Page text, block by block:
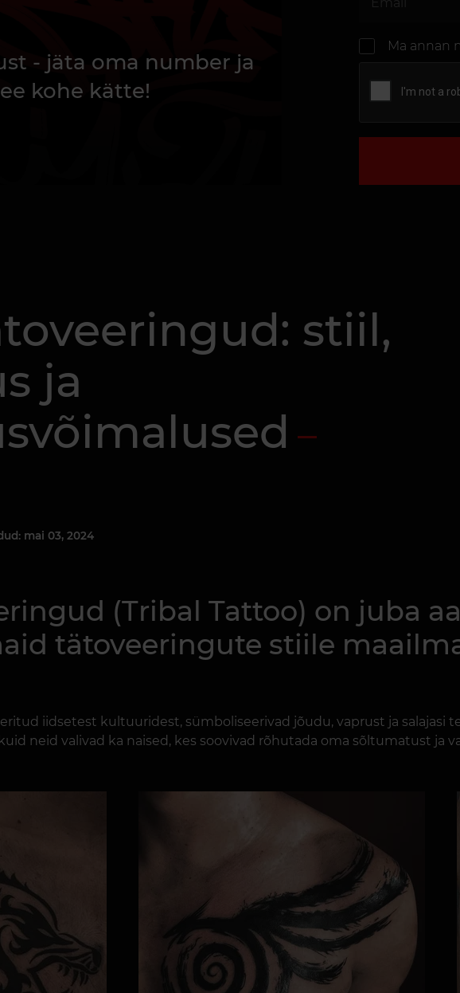
- jäta oma number ja
kohe kätte!
Ma annan
stiil,
ja
mai 03, 2024
(Tribal Tattoo) on juba
tätoveeringute stiile
iidsetest kultuuridest, sümboliseerivad jõudu, vaprust ja salajasi
neid valivad ka naised, kes soovivad rõhutada oma sõltumatust ja